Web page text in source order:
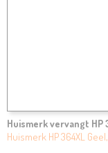
Huismerk vervangt HP
Huismerk HP 364XL